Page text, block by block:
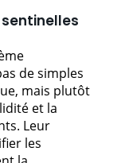
de simples
mais plutôt
et la
Leur
les